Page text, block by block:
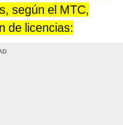
según el MTC,
de licencias: